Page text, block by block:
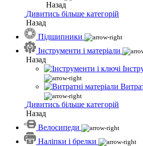
Назад
Дивитись більше категорій
Назад
Підшипники
Інструменти і матеріали
Назад
Дивитись більше категорій
Назад
Велосипеди
Наліпки і брелки